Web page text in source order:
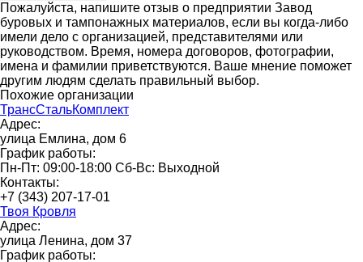
Пожалуйста, напишите отзыв о предприятии Завод
буровых и тампонажных материалов, если вы когда-либо
имели дело с организацией, представителями или
руководством. Время, номера договоров, фотографии,
имена и фамилии приветствуются. Ваше мнение поможет
другим людям сделать правильный выбор.
Похожие организации
ТрансСтальКомплект
Адрес:
улица Емлина, дом 6
График работы:
Пн-Пт: 09:00-18:00 Сб-Вс: Выходной
Контакты:
+7 (343) 207-17-01
Твоя Кровля
Адрес:
улица Ленина, дом 37
График работы: